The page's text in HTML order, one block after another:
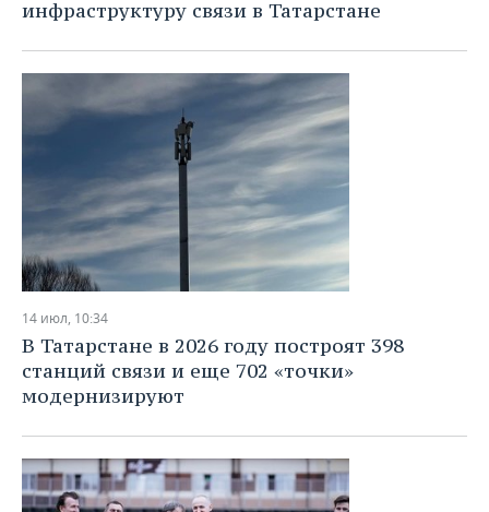
инфраструктуру связи в Татарстане
14 июл, 10:34
В Татарстане в 2026 году построят 398
станций связи и еще 702 «точки»
модернизируют